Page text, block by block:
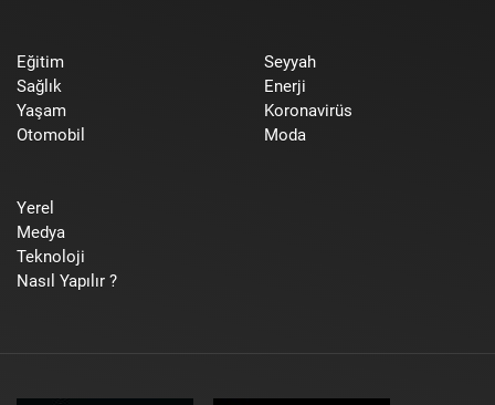
Eğitim
Sağlık
Yaşam
Otomobil
Seyyah
Enerji
Koronavirüs
Moda
Yerel
Medya
Teknoloji
Nasıl Yapılır ?